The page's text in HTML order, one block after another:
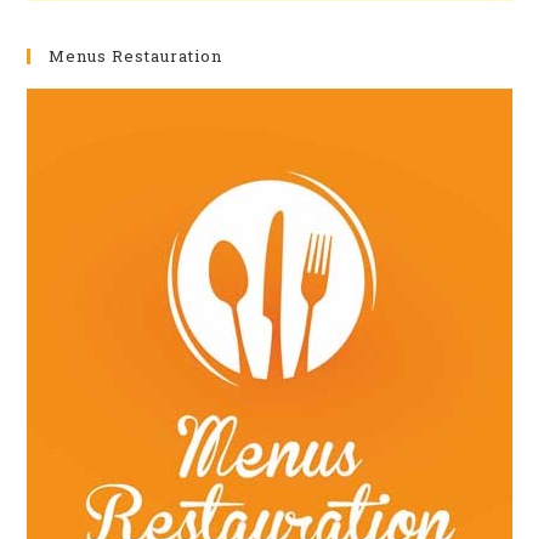
Menus Restauration